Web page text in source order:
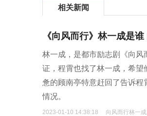
相关新闻
《向风而行》林一成是
林一成，是都市励志剧《向
证，程霄也找了林一成，希
惫的顾南亭特意赶回了告诉
情况。
2023-01-10 14:38:18 向风而行林一